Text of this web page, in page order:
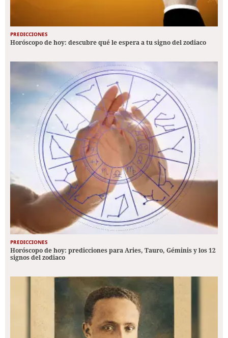
PREDICCIONES
Horóscopo de hoy: descubre qué le espera a tu signo del zodiaco
PREDICCIONES
Horóscopo de hoy: predicciones para Aries, Tauro, Géminis y los 12
signos del zodiaco